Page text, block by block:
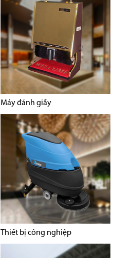
Máy đánh giầy
Thiết bị công nghiệp